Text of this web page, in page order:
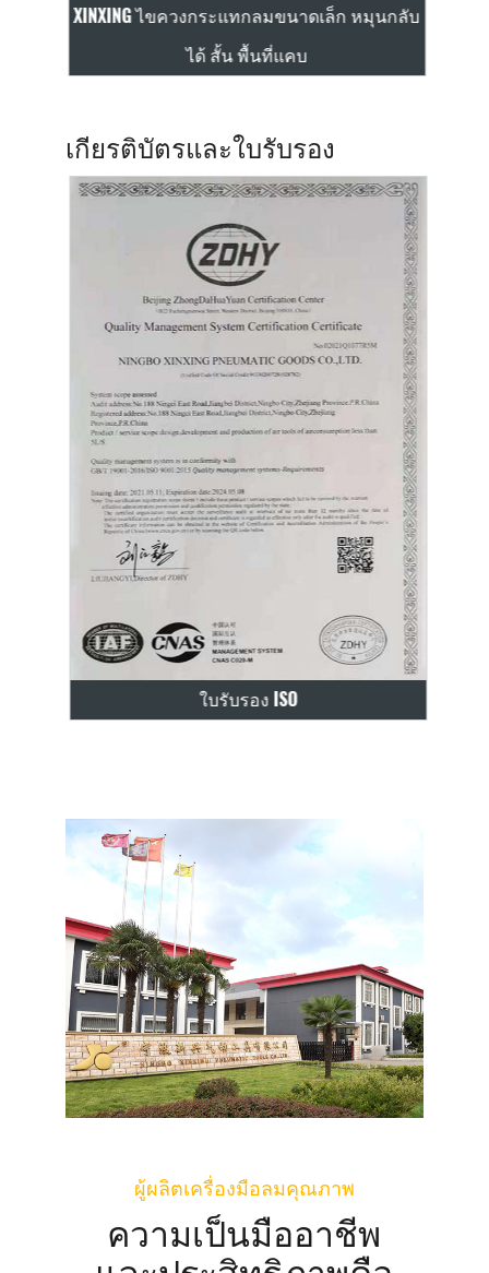
XINXING ไขควงกระแทกลมขนาดเล็ก หมุนกลับ
ได้ สั้น พื้นที่แคบ
เกียรติบัตรและใบรับรอง
ใบรับรอง ISO
ผู้ผลิตเครื่องมือลมคุณภาพ
ความเป็นมืออาชีพ